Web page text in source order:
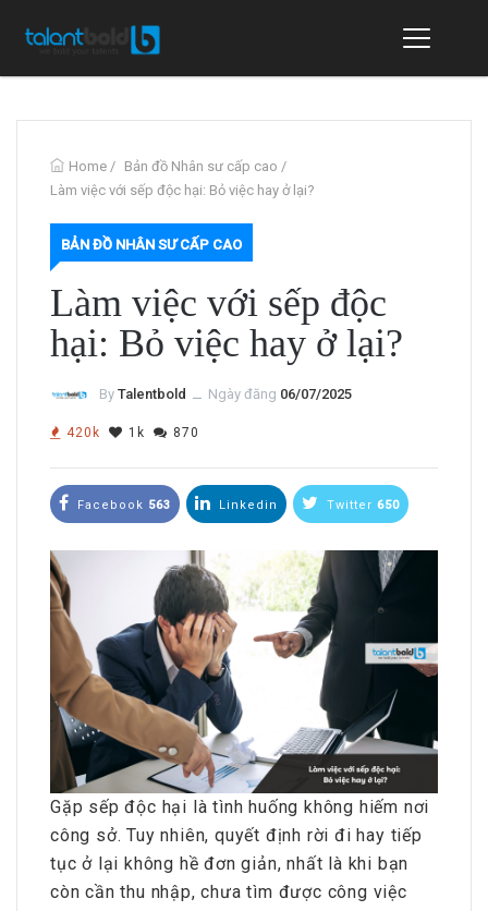
Home / Bản đồ Nhân sư cấp cao /
Làm việc với sếp độc hại: Bỏ việc hay ở lại?
BẢN ĐỒ NHÂN SƯ CẤP CAO
Làm việc với sếp độc
hại: Bỏ việc hay ở lại?
By Talentbold ــ Ngày đăng 06/07/2025
420k 1k 870
Facebook 563 Linkedin Twitter 650
Gặp sếp độc hại là tình huống không hiếm nơi
công sở. Tuy nhiên, quyết định rời đi hay tiếp
tục ở lại không hề đơn giản, nhất là khi bạn
còn cần thu nhập, chưa tìm được công việc